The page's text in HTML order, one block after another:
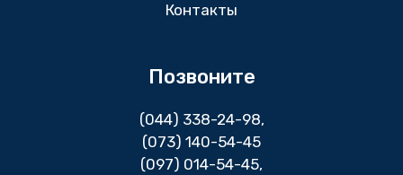
Контакты
Позвоните
(044) 338-24-98,
(073) 140-54-45
(097) 014-54-45,